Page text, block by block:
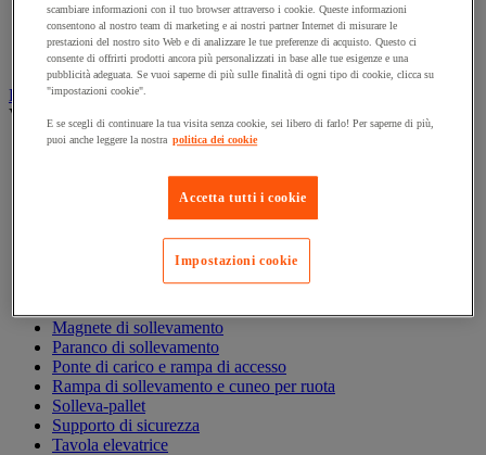
Carrello per contenitori
Carrello per la preparazione di ordini
Carrello pieghevole
Elevatore, paranco e apparecchi di sollevamento
Vedi tutte le categorie
Argano di sollevamento, alaggio e trazione
Gru a portale da officina
Magnete di sollevamento
Paranco di sollevamento
Ponte di carico e rampa di accesso
Rampa di sollevamento e cuneo per ruota
Solleva-pallet
Supporto di sicurezza
Tavola elevatrice
scambiare informazioni con il tuo browser attraverso i cookie. Queste informazioni
consentono al nostro team di marketing e ai nostri partner Internet di misurare le
prestazioni del nostro sito Web e di analizzare le tue preferenze di acquisto. Questo ci
consente di offrirti prodotti ancora più personalizzati in base alle tue esigenze e una
pubblicità adeguata. Se vuoi saperne di più sulle finalità di ogni tipo di cookie, clicca su
"impostazioni cookie".
E se scegli di continuare la tua visita senza cookie, sei libero di farlo! Per saperne di più,
puoi anche leggere la nostra politica dei cookie
Accetta tutti i cookie
Impostazioni cookie